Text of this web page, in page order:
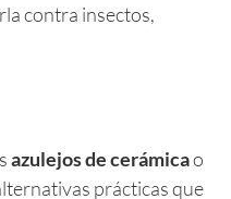
contra insectos,
azulejos de cerámicao
prácticas que